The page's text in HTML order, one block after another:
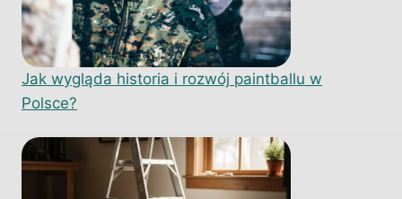
Jak wygląda historia i rozwój paintballu w
Polsce?